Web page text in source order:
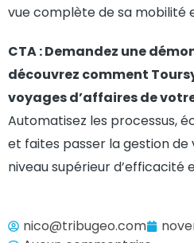
vue complète de sa mobilité
CTA : Demandez une
découvrez comment
voyages d’affaires de
Automatisez les processus,
et faites passer la gestion de
niveau supérieur d’efficacité
nico@tribugeo.com